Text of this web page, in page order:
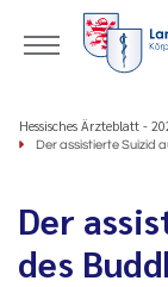
Hessisches Ärzteblatt -
Der assistierte Suizid
Der
des